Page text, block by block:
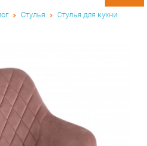
Стулья Стулья для кухни